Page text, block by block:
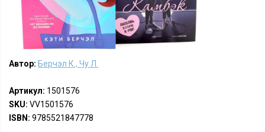
Автор: Берчэл К., Чу Л.
Артикул: 1501576
SKU: VV1501576
ISBN: 9785521847778